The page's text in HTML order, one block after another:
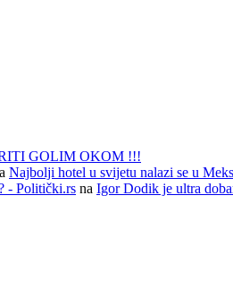
GOLIM OKOM !!!
Najbolji hotel u svijetu nalazi se u
- Politički.rs na Igor Dodik je ultra